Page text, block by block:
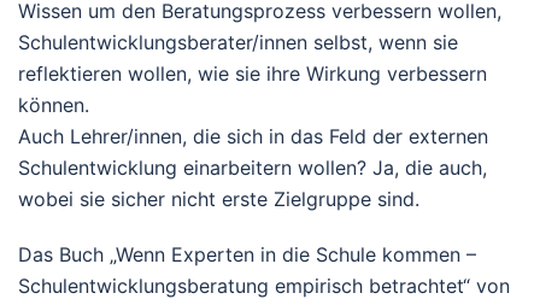
Wissen um den Beratungsprozess verbessern wollen,
Schulentwicklungsberater/innen selbst, wenn sie
reflektieren wollen, wie sie ihre Wirkung verbessern
können.
Auch Lehrer/innen, die sich in das Feld der externen
Schulentwicklung einarbeitern wollen? Ja, die auch,
wobei sie sicher nicht erste Zielgruppe sind.
Das Buch „Wenn Experten in die Schule kommen –
Schulentwicklungsberatung empirisch betrachtet“ von